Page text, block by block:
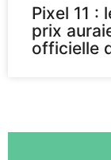
Pixel 11 :
prix
officielle